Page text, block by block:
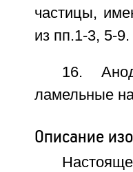
частицы,
из пп.1-3, 5-9.
16.
ламельные
Описание